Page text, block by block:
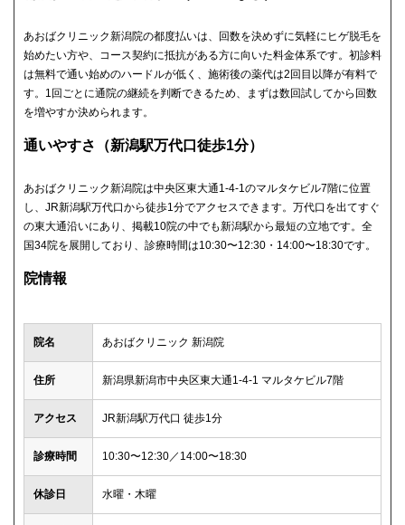
あおばクリニック新潟院の都度払いは、回数を決めずに気軽にヒゲ脱毛を
始めたい方や、コース契約に抵抗がある方に向いた料金体系です。初診料
は無料で通い始めのハードルが低く、施術後の薬代は2回目以降が有料で
す。1回ごとに通院の継続を判断できるため、まずは数回試してから回数
を増やすか決められます。
通いやすさ（新潟駅万代口徒歩1分）
あおばクリニック新潟院は中央区東大通1-4-1のマルタケビル7階に位置
し、JR新潟駅万代口から徒歩1分でアクセスできます。万代口を出てすぐ
の東大通沿いにあり、掲載10院の中でも新潟駅から最短の立地です。全
国34院を展開しており、診療時間は10:30〜12:30・14:00〜18:30です。
院情報
院名 あおばクリニック 新潟院
住所 新潟県新潟市中央区東大通1-4-1 マルタケビル7階
アクセス JR新潟駅万代口 徒歩1分
診療時間 10:30〜12:30／14:00〜18:30
休診日 水曜・木曜